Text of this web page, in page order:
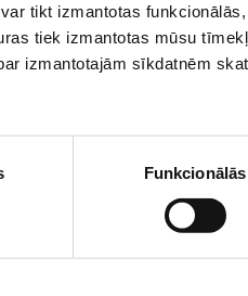
tikt izmantotas
tiek izmantotas mūsu
izmantotajām sīkdatnēm
Funkcionālās